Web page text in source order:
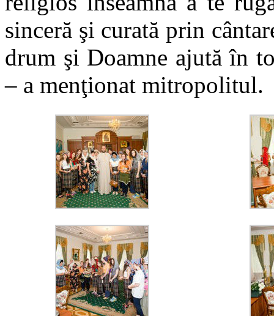
sinceră şi curată prin
drum şi Doamne ajută în
– a menţionat mitropolitul.